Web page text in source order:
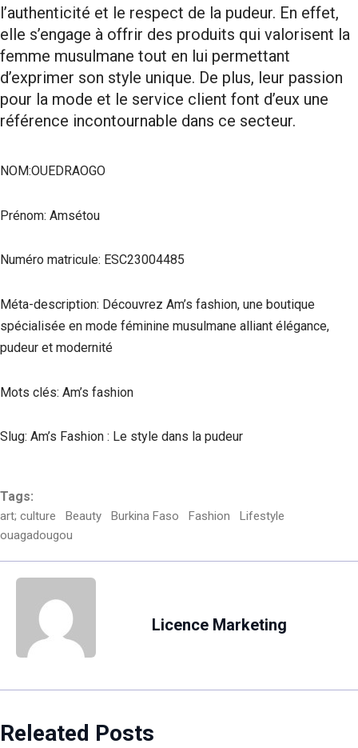
l’authenticité et le respect de la pudeur. En effet,
elle s’engage à offrir des produits qui valorisent la
femme musulmane tout en lui permettant
d’exprimer son style unique. De plus, leur passion
pour la mode et le service client font d’eux une
référence incontournable dans ce secteur.
NOM:OUEDRAOGO
Prénom: Amsétou
Numéro matricule: ESC23004485
Méta-description: Découvrez Am’s fashion, une boutique
spécialisée en mode féminine musulmane alliant élégance,
pudeur et modernité
Mots clés: Am’s fashion
Slug: Am’s Fashion : Le style dans la pudeur
Tags:
art; culture Beauty Burkina Faso Fashion
Lifestyle
ouagadougou
Licence Marketing
Releated Posts